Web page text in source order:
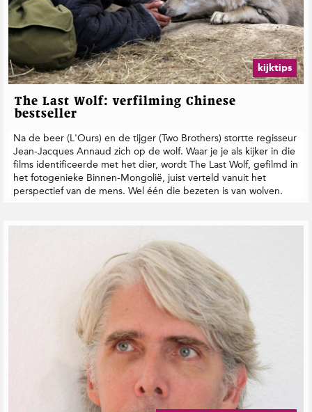
kijktips
The Last Wolf: verfilming Chinese
bestseller
Na de beer (L'Ours) en de tijger (Two Brothers) stortte regisseur
Jean-Jacques Annaud zich op de wolf. Waar je je als kijker in die
films identificeerde met het dier, wordt The Last Wolf, gefilmd in
het fotogenieke Binnen-Mongolië, juist verteld vanuit het
perspectief van de mens. Wel één die bezeten is van wolven.